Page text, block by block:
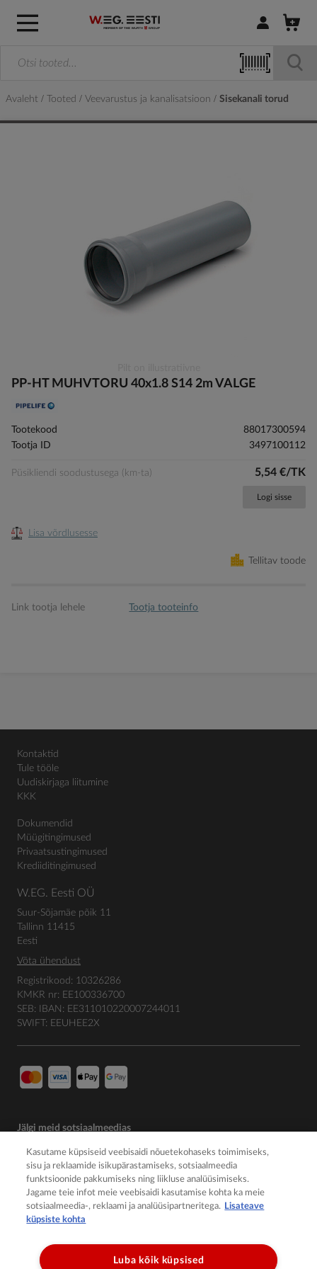
Logi sisse /
Avaleht Tooted Veevarustus ja kanalisatsioon Sisekanali torud
to
beginning
of
images
gallery
PP-HT MUHVTORU 40x1.8 S14 2m VALGE
Tootekood
88017300594
Tootja ID
3497100112
Püsikliendi soodustusega (km-ta) 5,54 €/TK
Logi sisse
Lisa võrdlusesse
Tellitav toode
Link tootja lehele Tootja tooteinfo
Kontaktid
Tule tööle
Uudiskirjaga liitumine
KKK
Dokumendid
Müügitingimused
Privaatsustingimused
Krediiditingimused
W.EG. Eesti OÜ
Suur-Sõjamäe põik 11
Tallinn 11415
Eesti
Võta ühendust
Registrikood: 10326286
KMKR nr: EE100336700
SEB: IBAN: EE311010220007244011
SWIFT: EEUHEE2X
Jälgi meid sotsiaalmeedias
Kasutame küpsiseid veebisaidi nõuetekohaseks toimimiseks,
sisu ja reklaamide isikupärastamiseks, sotsiaalmeedia
funktsioonide pakkumiseks ning liikluse analüüsimiseks.
Jagame teie infot meie veebisaidi kasutamise kohta ka meie
sotsiaalmeedia-, reklaami ja analüüsipartneritega. Lisateave
küpsiste kohta
Luba kõik küpsised